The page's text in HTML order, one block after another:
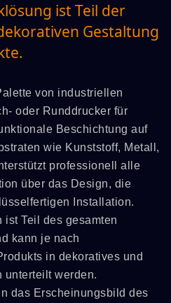
ist Teil der
Gestaltung
von industriellen
oder Runddrucker für
Beschichtung auf
wie Kunststoff, Metall,
professionell alle
über das Design, die
Installation.
ist Teil des gesamten
kann je nach
in dekoratives und
unterteilt werden.
das Erscheinungsbild des